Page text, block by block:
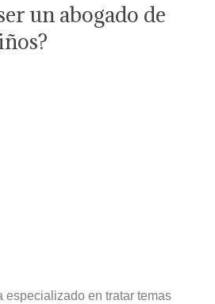
un abogado de
especializado en tratar temas